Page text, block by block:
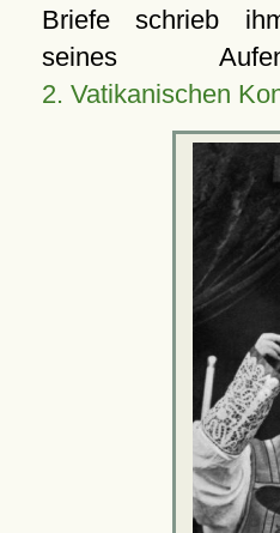
Briefe schrieb
seines
2. Vatikanischen